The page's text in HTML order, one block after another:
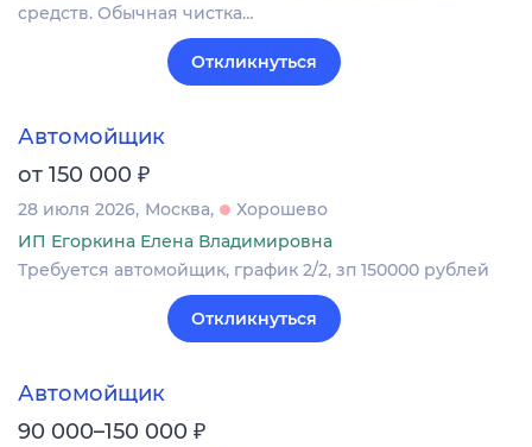
средств. Обычная чистка…
Откликнуться
Автомойщик
от 150 000 ₽
28 июля 2026 Москва
Хорошево
ИП Егоркина Елена Владимировна
Требуется автомойщик, график 2/2, зп 150000 рублей
Откликнуться
Автомойщик
90 000–150 000 ₽